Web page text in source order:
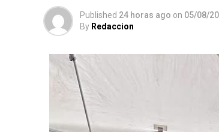
Published 24 horas ago on 05/08/
By Redaccion